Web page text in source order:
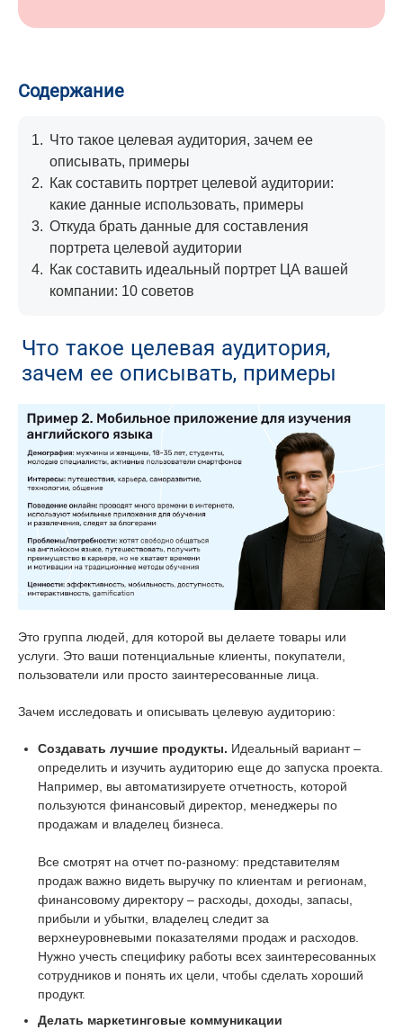
Содержание
1. Что такое целевая аудитория, зачем ее
описывать, примеры
2. Как составить портрет целевой аудитории:
какие данные использовать, примеры
3. Откуда брать данные для составления
портрета целевой аудитории
4. Как составить идеальный портрет ЦА вашей
компании: 10 советов
Что такое целевая аудитория,
зачем ее описывать, примеры
Это группа людей, для которой вы делаете товары или
услуги. Это ваши потенциальные клиенты, покупатели,
пользователи или просто заинтересованные лица.
Зачем исследовать и описывать целевую аудиторию:
Создавать лучшие продукты. Идеальный вариант –
определить и изучить аудиторию еще до запуска проекта.
Например, вы автоматизируете отчетность, которой
пользуются финансовый директор, менеджеры по
продажам и владелец бизнеса.
Все смотрят на отчет по-разному: представителям
продаж важно видеть выручку по клиентам и регионам,
финансовому директору – расходы, доходы, запасы,
прибыли и убытки, владелец следит за
верхнеуровневыми показателями продаж и расходов.
Нужно учесть специфику работы всех заинтересованных
сотрудников и понять их цели, чтобы сделать хороший
продукт.
Делать маркетинговые коммуникации